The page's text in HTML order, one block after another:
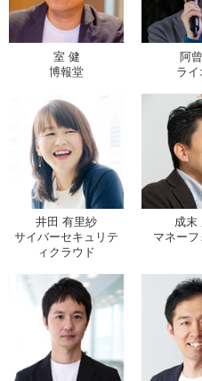
室 健
博報堂
阿
ライ
井田 有里紗
サイバーセキュリテ
ィクラウド
成末
マネー